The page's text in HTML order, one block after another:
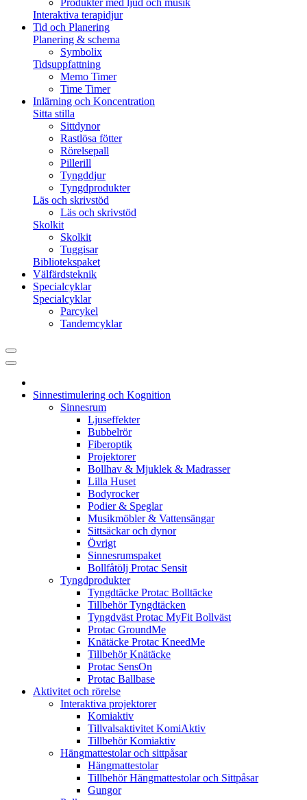
Interaktiva terapidjur
Tid och Planering
Planering & schema
Symbolix
Tidsuppfattning
Memo Timer
Time Timer
Inlärning och Koncentration
Sitta stilla
Sittdynor
Rastlösa fötter
Rörelsepall
Pillerill
Tyngddjur
Tyngdprodukter
Läs och skrivstöd
Läs och skrivstöd
Skolkit
Skolkit
Tuggisar
Bibliotekspaket
Välfärdsteknik
Specialcyklar
Specialcyklar
Parcykel
Tandemcyklar
Sinnestimulering och Kognition
Sinnesrum
Ljuseffekter
Bubbelrör
Fiberoptik
Projektorer
Bollhav & Mjuklek & Madrasser
Lilla Huset
Bodyrocker
Podier & Speglar
Musikmöbler & Vattensängar
Sittsäckar och dynor
Övrigt
Sinnesrumspaket
Bollfåtölj Protac Sensit
Tyngdprodukter
Tyngdtäcke Protac Bolltäcke
Tillbehör Tyngdtäcken
Tyngdväst Protac MyFit Bollväst
Protac GroundMe
Knätäcke Protac KneedMe
Tillbehör Knätäcke
Protac SensOn
Protac Ballbase
Aktivitet och rörelse
Interaktiva projektorer
Komiaktiv
Tillvalsaktivitet KomiAktiv
Tillbehör Komiaktiv
Hängmattestolar och sittpåsar
Hängmattestolar
Tillbehör Hängmattestolar och Sittpåsar
Gungor